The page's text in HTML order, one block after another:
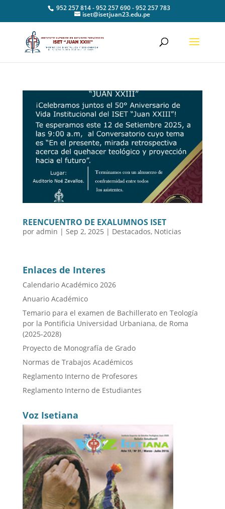
952 257 814 - 952 257 690 - 952 257 783
iset@isetjuan23.edu.pe
REENCUENTRO DE EXALUMNOS ISET
por admin | Sep 2, 2025 | Destacados, Noticias
Enlaces de Interes
Calendario Académico 2026
Anuario Académico
Temario para el examen de Bachillerato en Teología
por la Pontificia Universidad Urbaniana, de Roma
(2025-2028)
Proyecto de Monografía de Grado
Normas de Trabajos Académicos
Reglamento Interno de Profesores
Reglamento Interno de Estudiantes
Voz Isetiana